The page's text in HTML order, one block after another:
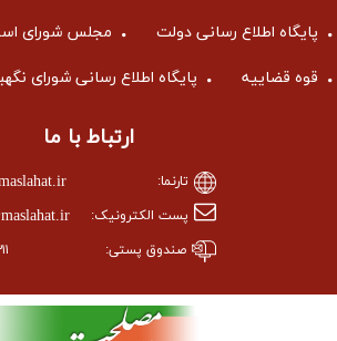
پایگاه اطلاع رسانی دولت مجلس شورای
قوه قضاییه پایگاه اطلاع رسانی شورای
ارتباط با ما
تارنما:
پست الکترونیک:
صندوق پستی: